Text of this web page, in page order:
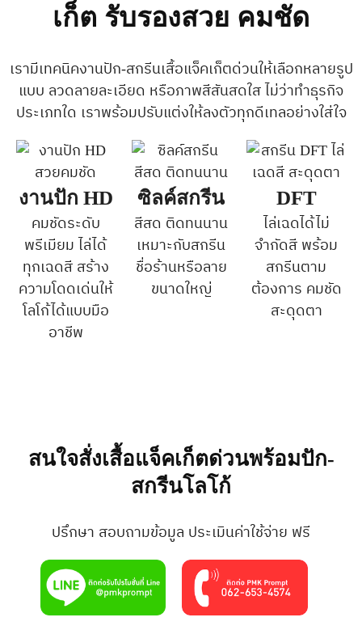
เก็ต รับรองสวย คมชัด
เรามีเทคนิคงานปัก-สกรีนเสื้อแจ็คเก็ตด่วนให้เลือกหลายรูป
แบบ ลวดลายละเอียด หรือภาพสีสันสดใส ไม่ว่าทำธุรกิจ
ประเภทใด เราพร้อมปรับแต่งให้ลงตัวทุกดีเทลอย่างใส่ใจ
งานปัก HD
คมชัดระดับ
พรีเมียม ไล่ได้
ทุกเฉดสี สร้าง
ความโดดเด่นให้
โลโก้ได้แบบมือ
อาชีพ
ซิลค์สกรีน
สีสด ติดทนนาน
เหมาะกับสกรีน
ชื่อร้านหรือลาย
ขนาดใหญ่
DFT
ไล่เฉดได้ไม่
จำกัดสี พร้อม
สกรีนตาม
ต้องการ คมชัด
สะดุดตา
สนใจสั่งเสื้อแจ็คเก็ตด่วนพร้อมปัก-
สกรีนโลโก้
ปรึกษา สอบถามข้อมูล ประเมินค่าใช้จ่าย ฟรี